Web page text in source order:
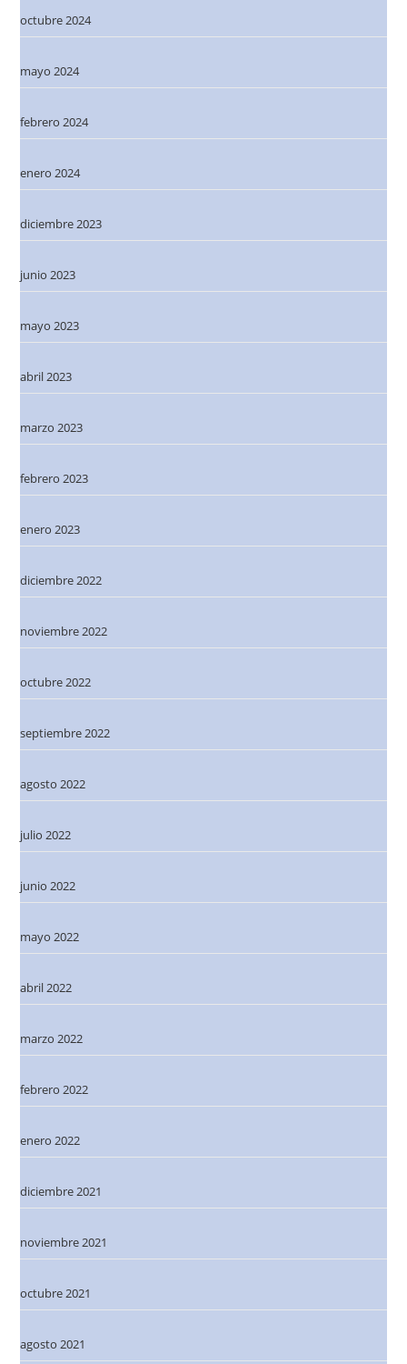
octubre 2024
mayo 2024
febrero 2024
enero 2024
diciembre 2023
junio 2023
mayo 2023
abril 2023
marzo 2023
febrero 2023
enero 2023
diciembre 2022
noviembre 2022
octubre 2022
septiembre 2022
agosto 2022
julio 2022
junio 2022
mayo 2022
abril 2022
marzo 2022
febrero 2022
enero 2022
diciembre 2021
noviembre 2021
octubre 2021
agosto 2021